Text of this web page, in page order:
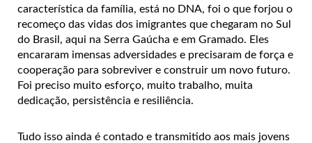
característica da família, está no DNA, foi o que forjou o
recomeço das vidas dos imigrantes que chegaram no Sul
do Brasil, aqui na Serra Gaúcha e em Gramado. Eles
encararam imensas adversidades e precisaram de força e
cooperação para sobreviver e construir um novo futuro.
Foi preciso muito esforço, muito trabalho, muita
dedicação, persistência e resiliência.
Tudo isso ainda é contado e transmitido aos mais jovens